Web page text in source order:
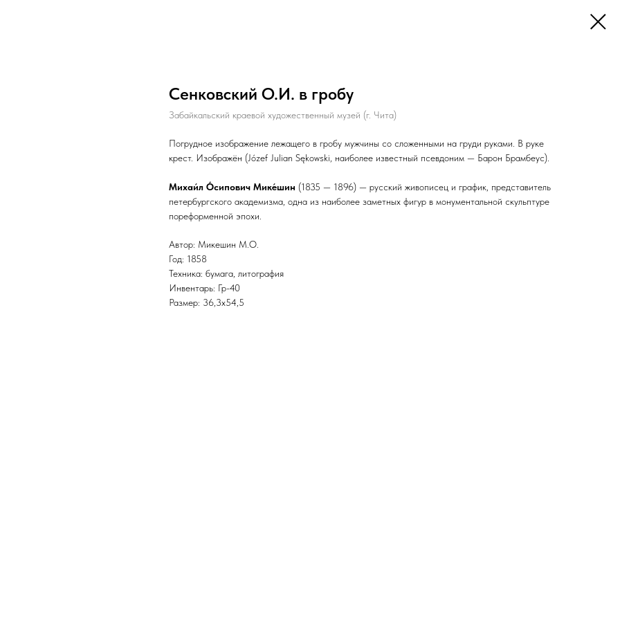
Сенковский О.И. в гробу
Забайкальский краевой художественный музей (г. Чита)
Погрудное изображение лежащего в гробу мужчины со сложенными на груди руками. В руке
крест. Изображён (Józef Julian Sękowski, наиболее известный псевдоним — Барон Брамбеус).
Михаи́л О́сипович Мике́шин (1835 — 1896) — русский живописец и график, представитель
петербургского академизма, одна из наиболее заметных фигур в монументальной скульптуре
пореформенной эпохи.
Автор: Микешин М.О.
Год: 1858
Техника: бумага, литография
Инвентарь: Гр-40
Размер: 36,3х54,5